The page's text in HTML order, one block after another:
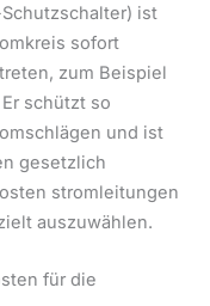
ist
sofort
zum Beispiel
schützt so
und ist
gesetzlich
stromleitungen
auszuwählen.
für die